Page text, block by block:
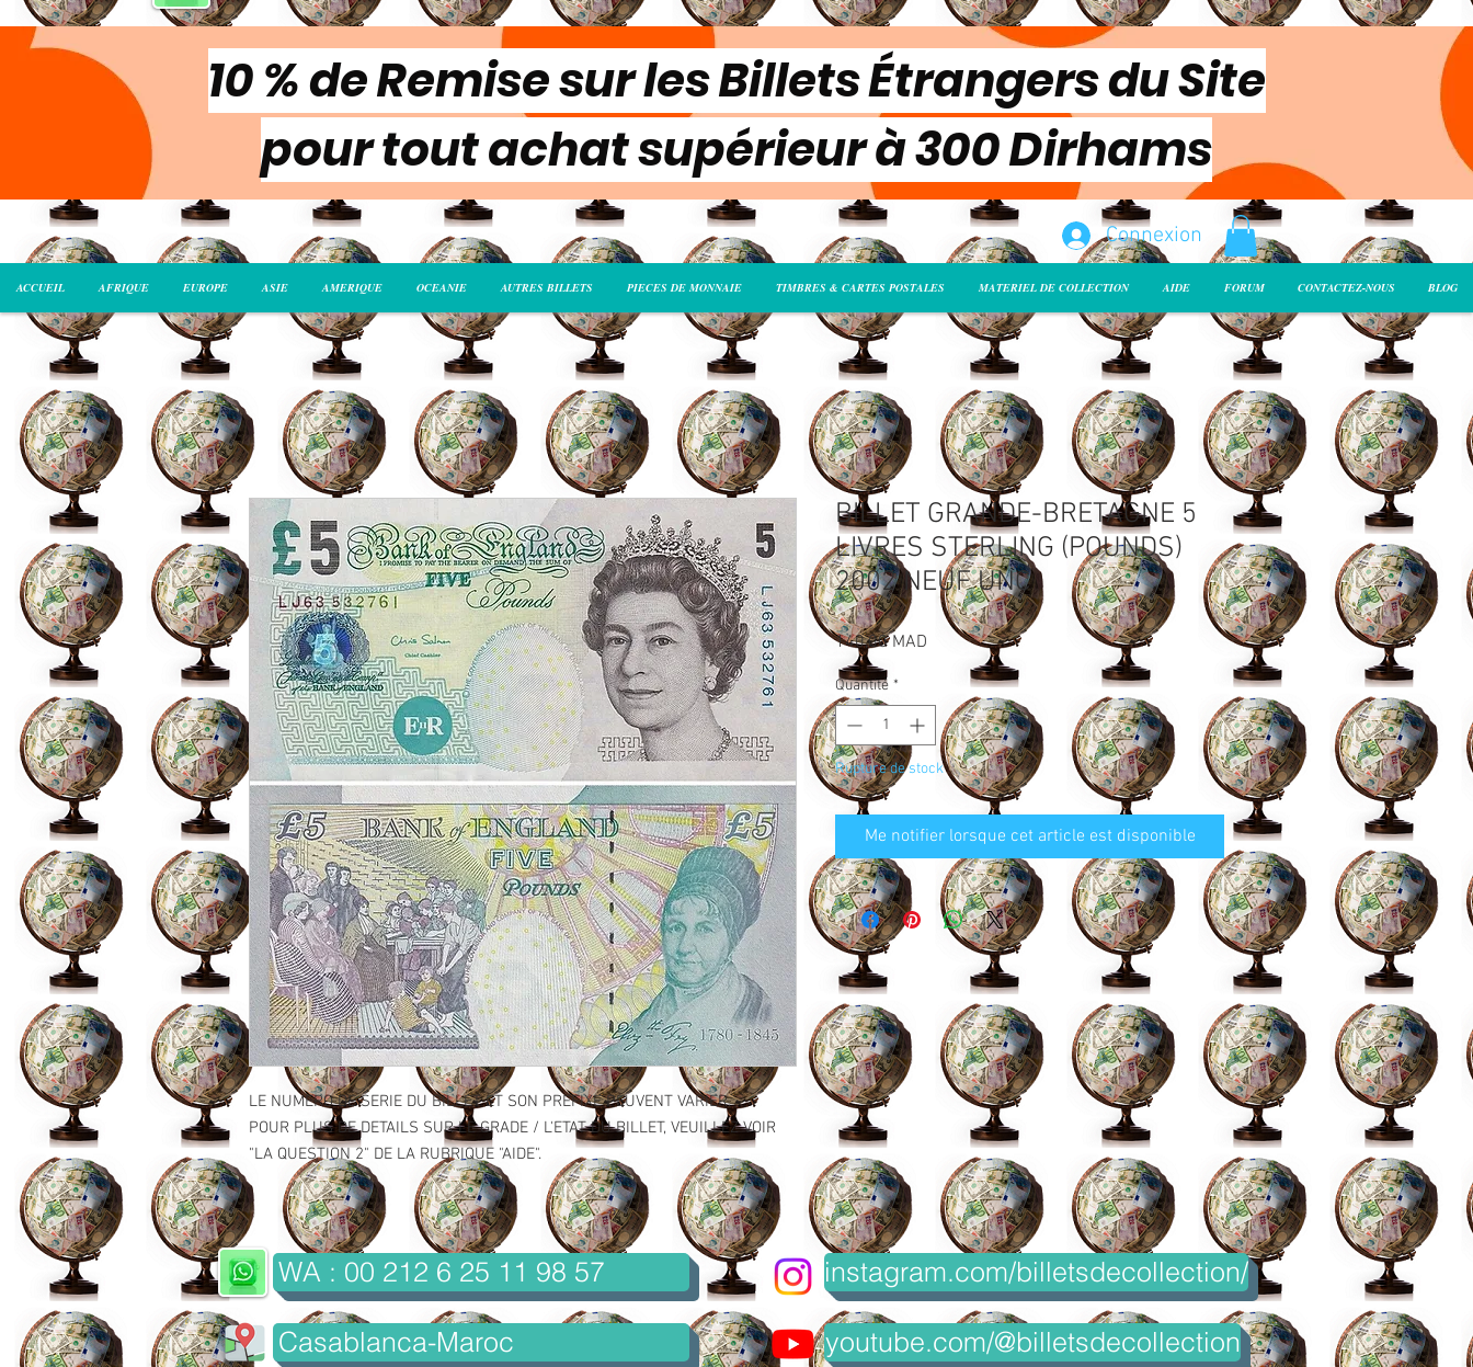
10 % de Remise sur les Billets Étrangers du Site
pour tout achat supérieur à 300 Dirhams
Connexion
ACCUEIL AFRIQUE EUROPE ASIE AMERIQUE OCEANIE AUTRES BILLETS PIECES DE MONNAIE TIMBRES & CARTES POSTALES MATERIEL DE COLLECTION AIDE FORUM CONTACTEZ-NOUS BLOG
LE NUMERO DE SERIE DU BILLET ET SON PREFIXE PEUVENT VARIER.
POUR PLUS DE DETAILS SUR LE GRADE / L'ETAT DU BILLET, VEUILLEZ VOIR
"LA QUESTION 2" DE LA RUBRIQUE "AIDE".
BILLET GRANDE-BRETAGNE 5
LIVRES STERLING (POUNDS)
2002 NEUF UNC
140,00 MAD
Quantité *
Rupture de stock
Me notifier lorsque cet article est disponible
WA : 00 212 6 25 11 98 57
Casablanca-Maroc
instagram.com/billetsdecollection/
youtube.com/@billetsdecollection